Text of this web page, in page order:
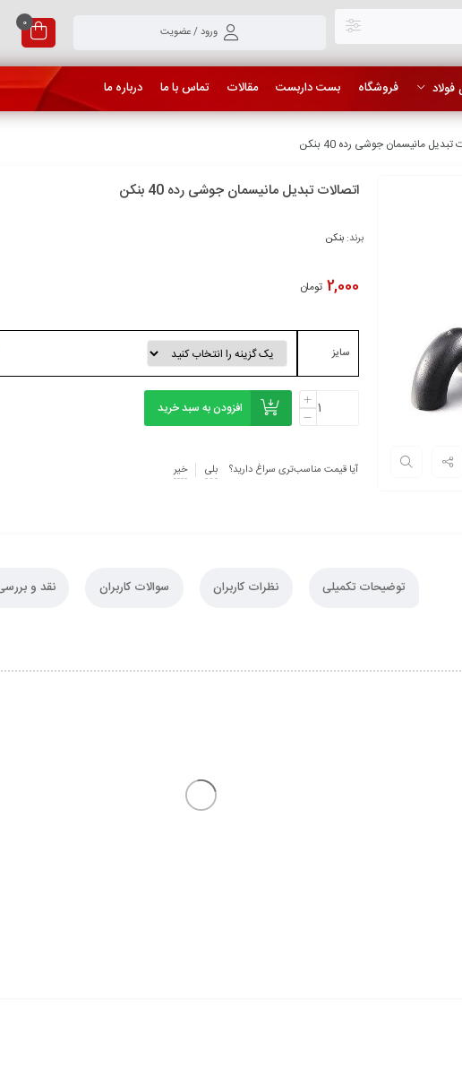
ورود / عضویت
0
فولاد فروشگاه بست داربست مقالات تماس با ما درباره ما
مانیسمان جوشی رده 40 بنکن
اتصالات تبدیل مانیسمان جوشی رده 40 بنکن
برند:بنکن
2,000 تومان
سایز
افزودن به سبد خرید
آیا قیمت مناسب‌تری سراغ دارید؟ بلی خیر
توضیحات تکمیلی نظرات کاربران سوالات کاربران نقد و